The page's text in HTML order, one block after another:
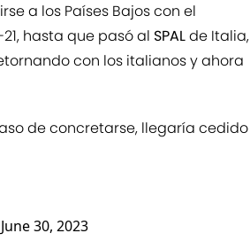
a los Países Bajos con el
hasta que pasó al SPALde Italia,
con los italianos y ahora
de concretarse, llegaría cedido
June 30, 2023